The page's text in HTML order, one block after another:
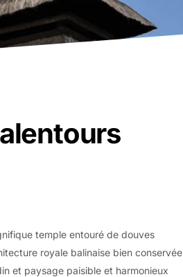
temple entouré de douves
royale balinaise bien conservée
et paysage paisible et harmonieux